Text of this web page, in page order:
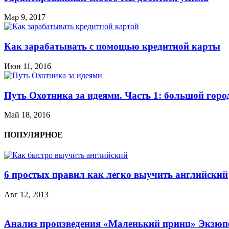
Мар 9, 2017
Как зарабатывать с помощью кредитной карты
Июн 11, 2016
Путь Охотника за идеями. Часть 1: большой
Май 18, 2016
ПОПУЛЯРНОЕ
6 простых правил как легко выучить английский
Авг 12, 2013
Анализ произведения «Маленький принц»